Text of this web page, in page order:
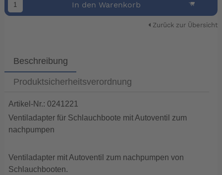
In den Warenkorb
Zurück zur Übersicht
Beschreibung
Produktsicherheitsverordnung
Artikel-Nr.: 0241221
Ventiladapter für Schlauchboote mit Autoventil zum
nachpumpen
Ventiladapter mit Autoventil zum nachpumpen von
Schlauchbooten.